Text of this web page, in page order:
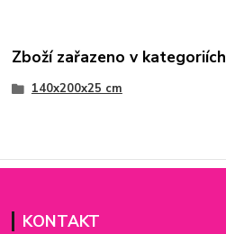
Zboží zařazeno v kategoriích
140x200x25 cm
KONTAKT